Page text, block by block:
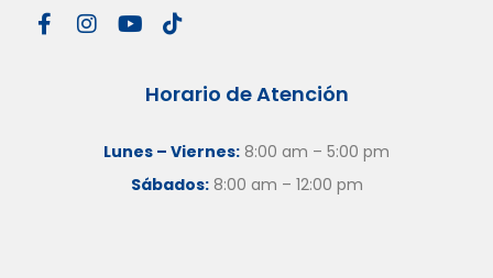
Horario de Atención
Lunes – Viernes: 8:00 am – 5:00 pm
Sábados:8:00 am – 12:00 pm